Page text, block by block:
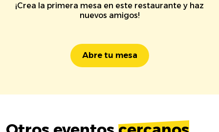
¡Crea la primera mesa en este restaurante y haz
nuevos amigos!
Abre tu mesa